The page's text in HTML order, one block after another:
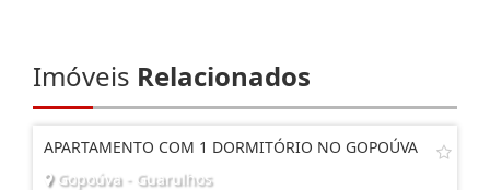
Imóveis Relacionados
APARTAMENTO COM 1 DORMITÓRIO NO GOPOÚVA
Gopoúva - Guarulhos